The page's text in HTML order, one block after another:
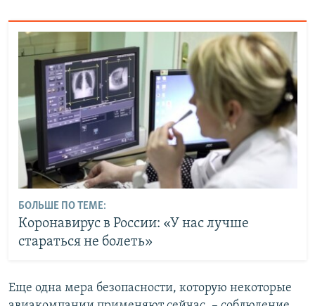
БОЛЬШЕ ПО ТЕМЕ:
Коронавирус в России: «У нас лучше
стараться не болеть»
Еще одна мера безопасности, которую некоторые